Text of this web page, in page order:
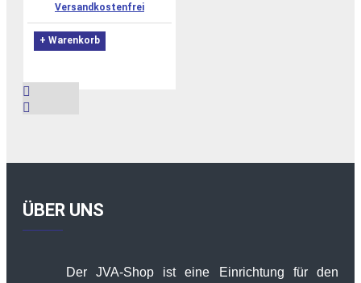
Versandkostenfrei
+ Warenkorb
ÜBER UNS
Der JVA-Shop ist eine Einrichtung für den